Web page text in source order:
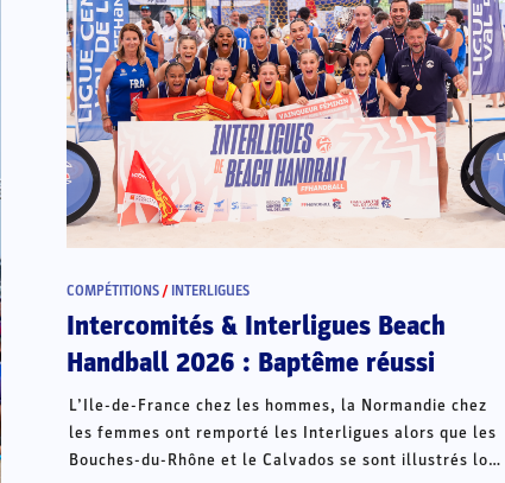
COMPÉTITIONS / INTERLIGUES
Intercomités & Interligues Beach
Handball 2026 : Baptême réussi
L’Ile-de-France chez les hommes, la Normandie chez
les femmes ont remporté les Interligues alors que les
Bouches-du-Rhône et le Calvados se sont illustrés lors